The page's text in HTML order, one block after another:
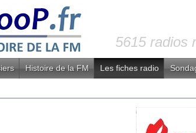
5615 radios
Histoire de la FM Les fiches radio